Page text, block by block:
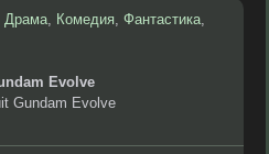
Драма, Комедия, Фантастика,
Evolve
Gundam Evolve